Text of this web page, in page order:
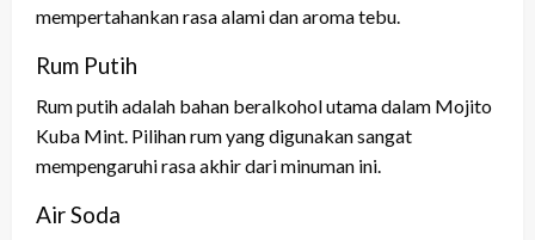
mempertahankan rasa alami dan aroma tebu.
Rum Putih
Rum putih adalah bahan beralkohol utama dalam Mojito
Kuba Mint. Pilihan rum yang digunakan sangat
mempengaruhi rasa akhir dari minuman ini.
Air Soda